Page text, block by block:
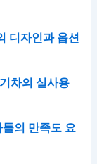
디자인과 옵션
차의 실사용
의 만족도 요